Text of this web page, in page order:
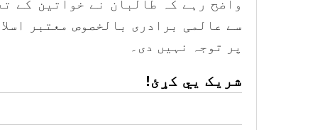
واضح رہے کہ طالبان نے خواتین کے
سے عالمی برادری بالخصوص معتبر
پر توجہ نہیں دی۔
شریک یي کړئ!